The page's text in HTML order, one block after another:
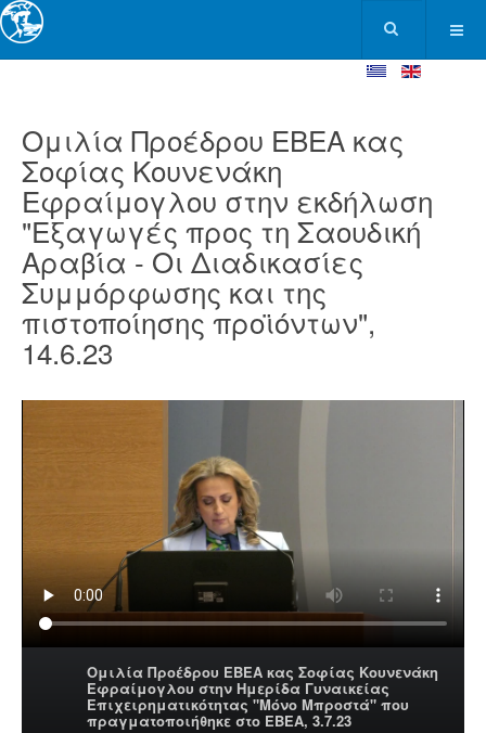
Ομιλία Προέδρου ΕΒΕΑ κας
Σοφίας Κουνενάκη
Εφραίμογλου στην εκδήλωση
"Εξαγωγές προς τη Σαουδική
Αραβία - Οι Διαδικασίες
Συμμόρφωσης και της
πιστοποίησης προϊόντων",
14.6.23
Ομιλία Προέδρου ΕΒΕΑ κας Σοφίας Κουνενάκη
Εφραίμογλου στην Ημερίδα Γυναικείας
Επιχειρηματικότητας "Μόνο Μπροστά" που
πραγματοποιήθηκε στο ΕΒΕΑ, 3.7.23